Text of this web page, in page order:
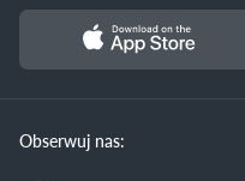
Obserwuj nas: